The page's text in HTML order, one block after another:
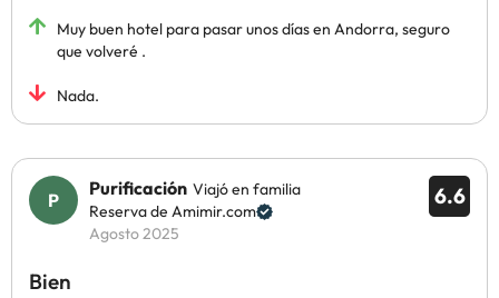
Muy buen hotel para pasar unos días en Andorra, seguro
que volveré .
Nada.
6.6
Purificación Viajó en familia
Reserva de Amimir.com
Agosto 2025
Bien